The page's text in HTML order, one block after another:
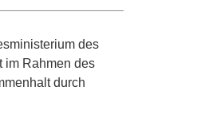
des
im Rahmen des
durch